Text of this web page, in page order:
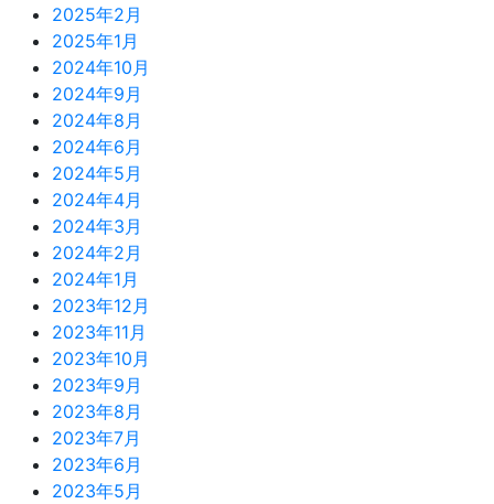
2025年2月
2025年1月
2024年10月
2024年9月
2024年8月
2024年6月
2024年5月
2024年4月
2024年3月
2024年2月
2024年1月
2023年12月
2023年11月
2023年10月
2023年9月
2023年8月
2023年7月
2023年6月
2023年5月